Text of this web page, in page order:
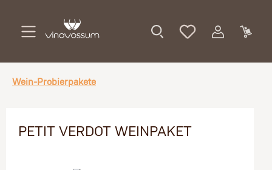
Wein-Probierpakete
PETIT VERDOT WEINPAKET